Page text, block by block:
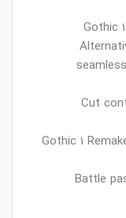
Gothic
Cut
Gothic 1
Battle